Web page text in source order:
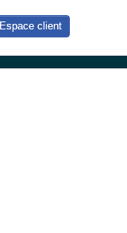
Espace client